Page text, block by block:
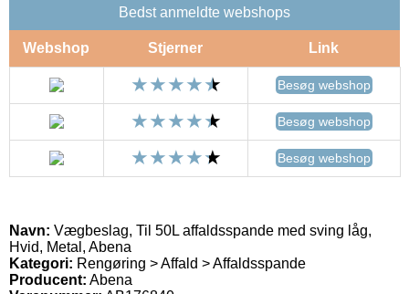
Bedst anmeldte webshops
Webshop Stjerner Link
Besøg webshop
Besøg webshop
Besøg webshop
Navn: Vægbeslag, Til 50L affaldsspande med sving låg,
Hvid, Metal, Abena
Kategori: Rengøring > Affald > Affaldsspande
Producent: Abena